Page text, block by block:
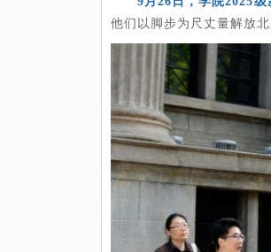
他们以脚步为尺丈量解放